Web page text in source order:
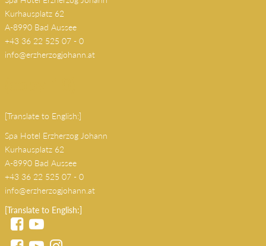
KONTAKT
Spa Hotel Erzherzog Johann
Kurhausplatz 62
A-8990 Bad Aussee
(copy 18)
[Translate to English:]
Spa Hotel Erzherzog Johann
Kurhausplatz 62
A-8990 Bad Aussee
+43 36 22 525 07 - 0
info@erzherzogjohann.at
[Translate to English:]